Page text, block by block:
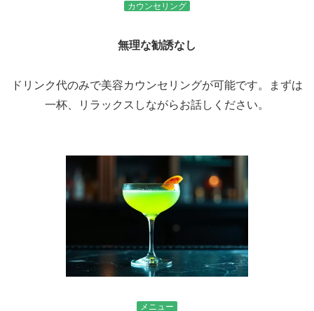
カウンセリング
無理な勧誘なし
ドリンク代のみで美容カウンセリングが可能です。まずは
一杯、リラックスしながらお話しください。
メニュー